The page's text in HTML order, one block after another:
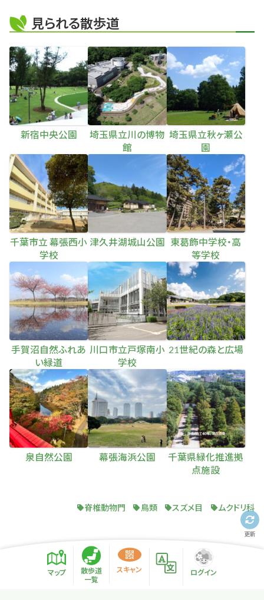
見られる散歩道
新宿中央公園
埼玉県立川の博物
館
埼玉県立秋ヶ瀬公
園
千葉市立 幕張西小
学校
津久井湖城山公園 東葛飾中学校・高
等学校
手賀沼自然ふれあ
い緑道
川口市立戸塚南小
学校
21世紀の森と広場
泉自然公園 幕張海浜公園
千葉県緑化推進拠
点施設
脊椎動物門 鳥類 スズメ目 ムクドリ科
更新
マップ
散歩道
一覧
スキャン ログイン